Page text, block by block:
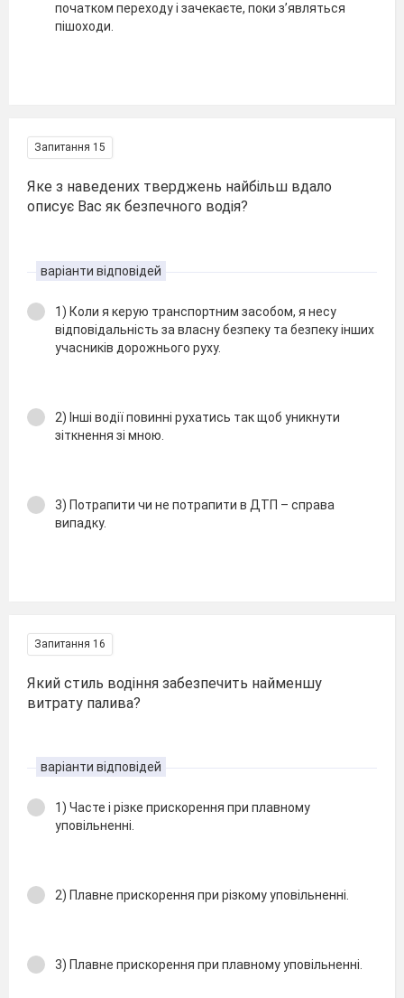
початком переходу і зачекаєте, поки з’являться
пішоходи.
Запитання 15
Яке з наведених тверджень найбільш вдало
описує Вас як безпечного водія?
варіанти відповідей
1) Коли я керую транспортним засобом, я несу
відповідальність за власну безпеку та безпеку інших
учасників дорожнього руху.
2) Інші водії повинні рухатись так щоб уникнути
зіткнення зі мною.
3) Потрапити чи не потрапити в ДТП – справа
випадку.
Запитання 16
Який стиль водіння забезпечить найменшу
витрату палива?
варіанти відповідей
1) Часте і різке прискорення при плавному
уповільненні.
2) Плавне прискорення при різкому уповільненні.
3) Плавне прискорення при плавному уповільненні.